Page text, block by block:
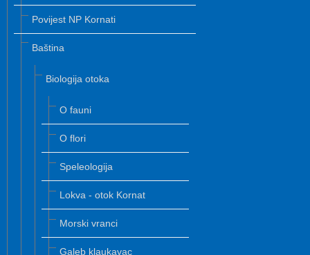
Povijest NP Kornati
Baština
Biologija otoka
O fauni
O flori
Speleologija
Lokva - otok Kornat
Morski vranci
Galeb klaukavac